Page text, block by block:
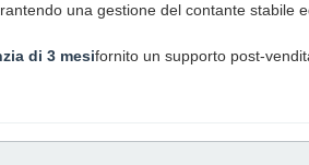
una gestione del contante stabile
di 3 mesifornito un supporto post-